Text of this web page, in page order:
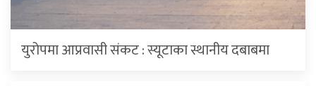
युरोपमा आप्रवासी संकट : स्यूटाका स्थानीय दबाबमा